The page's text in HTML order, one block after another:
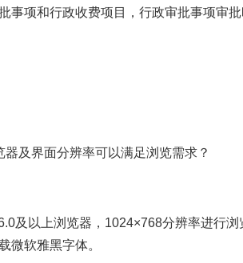
事项和行政收费项目，行政审批事项审
器及界面分辨率可以满足浏览需求？
及以上浏览器，1024×768分辨率进行
微软雅黑字体。